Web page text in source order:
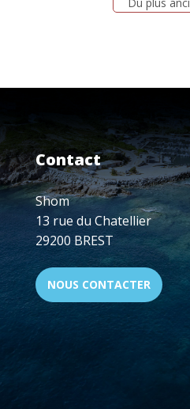
Contact
Shom
13 rue du Chatellier
29200 BREST
NOUS CONTACTER